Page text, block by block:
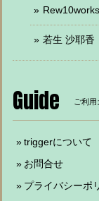
Rew10works
若生 沙耶香
Guide ご利用
triggerについて
お問合せ
プライバシーポ